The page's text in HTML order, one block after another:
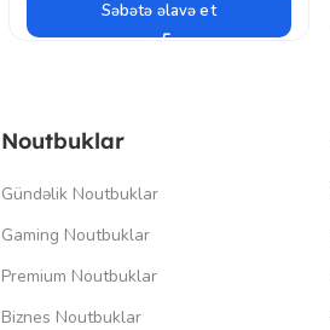
Səbətə əlavə et
Noutbuklar
Gündəlik Noutbuklar
Gaming Noutbuklar
Premium Noutbuklar
Biznes Noutbuklar